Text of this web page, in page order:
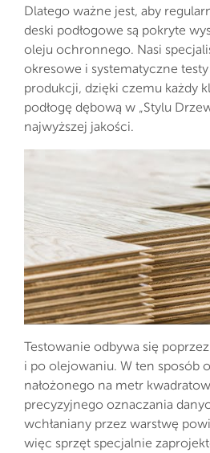
Dlatego ważne jest, aby
deski podłogowe są pokryte
oleju ochronnego. Nasi
okresowe i systematyczne
produkcji, dzięki czemu każdy
podłogę dębową w „Stylu
najwyższej jakości.
Testowanie odbywa się
i po olejowaniu. W ten sposób
nałożonego na metr
precyzyjnego oznaczania
wchłaniany przez warstwę
więc sprzęt specjalnie